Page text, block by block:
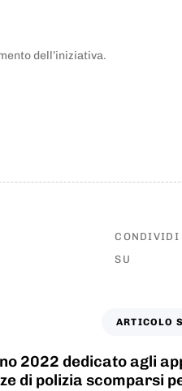
dell’iniziativa.
CONDIVIDI
SU
ARTICOLO
2022 dedicato agli
di polizia scomparsi